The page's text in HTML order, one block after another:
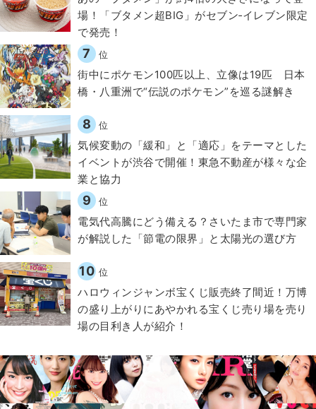
場！「ブタメン超BIG」がセブン‐イレブン限定
で発売！
7 位
街中にポケモン100匹以上、立像は19匹 日本
橋・八重洲で“伝説のポケモン”を巡る謎解き
8 位
気候変動の「緩和」と「適応」をテーマとした
イベントが渋谷で開催！東急不動産が様々な企
業と協力
9 位
電気代高騰にどう備える？さいたま市で専門家
が解説した「節電の限界」と太陽光の選び方
10 位
ハロウィンジャンボ宝くじ販売終了間近！万博
の盛り上がりにあやかれる宝くじ売り場を売り
場の目利き人が紹介！